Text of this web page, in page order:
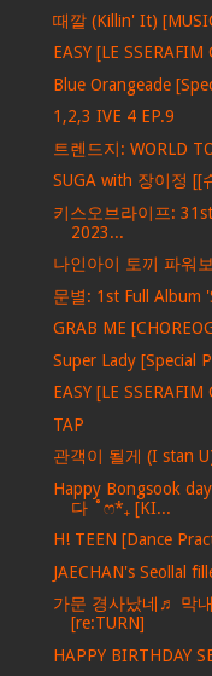
때깔 (Killin' It)
EASY [LE
Blue Orangeade
1,2,3 IVE 4 EP.9
트렌드지: WORLD
SUGA with 장이정 [[
키스오브라이프:
2023...
나인아이 토끼 파워
문별: 1st Full Album
GRAB ME
Super Lady [Special
EASY [LE
TAP
관객이 될게 (I stan
Happy Bongsook
다 ˚ෆ*₊ [KI...
H! TEEN [Dance
JAECHAN's Seollal
가문 경사났네♬ 막
[re:TURN]
HAPPY BIRTHDAY